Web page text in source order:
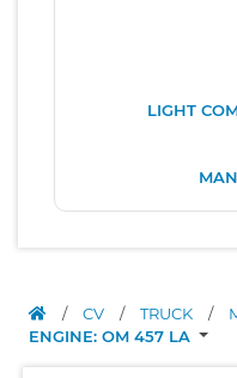
LIGHT
/ CV / TRUCK /
ENGINE: OM 457 LA